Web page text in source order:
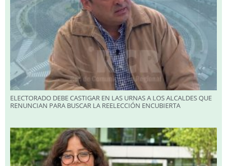
ELECTORADO DEBE CASTIGAR EN LAS URNAS A LOS ALCALDES QUE
RENUNCIAN PARA BUSCAR LA REELECCIÓN ENCUBIERTA